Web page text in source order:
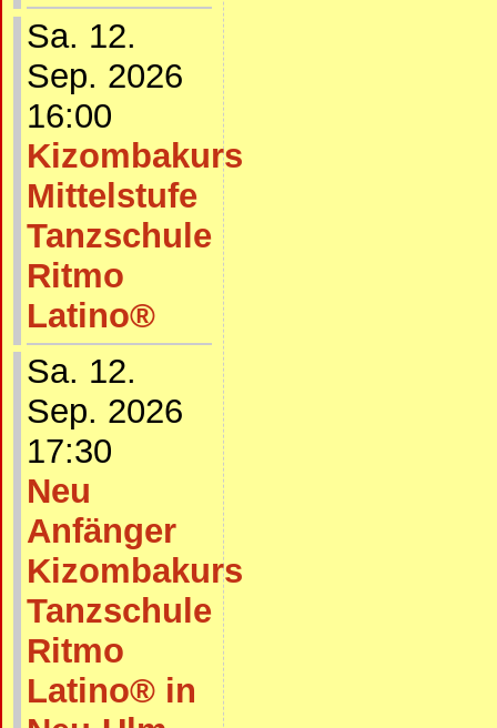
Sa. 12.
Sep. 2026
16:00
Kizombakurs
Mittelstufe
Tanzschule
Ritmo
Latino®
Sa. 12.
Sep. 2026
17:30
Neu
Anfänger
Kizombakurs
Tanzschule
Ritmo
Latino® in